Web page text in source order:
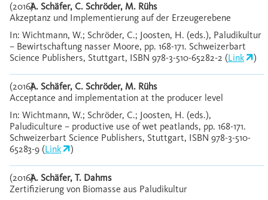
(2016)A. Schäfer, C. Schröder, M. Rühs
Akzeptanz und Implementierung auf der Erzeugerebene
In: Wichtmann, W.; Schröder, C.; Joosten, H. (eds.), Paludikultur
– Bewirtschaftung nasser Moore, pp. 168-171. Schweizerbart
Science Publishers, Stuttgart, ISBN 978-3-510-65282-2 (Link )
(2016)A. Schäfer, C. Schröder, M. Rühs
Acceptance and implementation at the producer level
In: Wichtmann, W.; Schröder, C.; Joosten, H. (eds.),
Paludiculture – productive use of wet peatlands, pp. 168-171.
Schweizerbart Science Publishers, Stuttgart, ISBN 978-3-510-
65283-9 (Link )
(2016)A. Schäfer, T. Dahms
Zertifizierung von Biomasse aus Paludikultur